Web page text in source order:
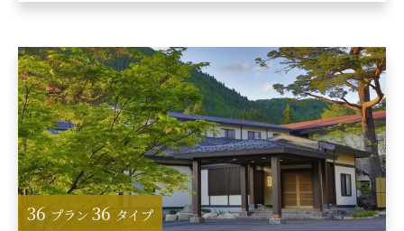
36 プラン 36 タイプ